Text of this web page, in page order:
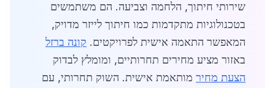
שירותי חיתוך, הלחמה וצביעה. הם משתמשים
בטכנולוגיות מתקדמות כמו חיתוך לייזר מדויק,
המאפשר התאמה אישית לפרויקטים. קונה ברזל
באזור מציע מחירים תחרותיים, ומומלץ לבדוק
הצעת מחיר מותאמת אישית. השוק תחרותי, עם